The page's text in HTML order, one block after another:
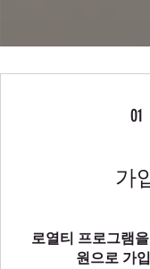
01
가
로열티 프로그램
원으로 가